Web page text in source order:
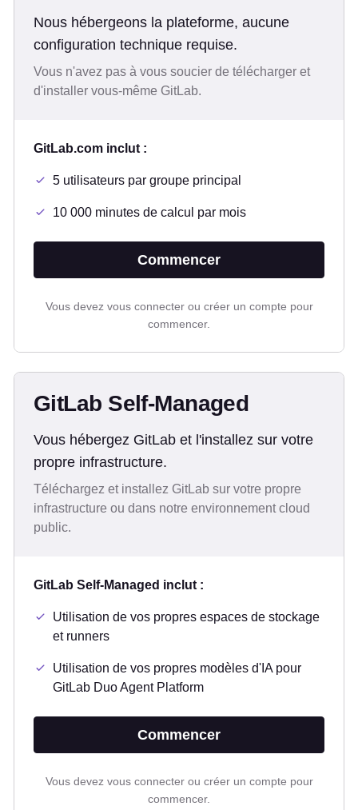
Nous hébergeons la plateforme, aucune
configuration technique requise.
Vous n'avez pas à vous soucier de télécharger et
d'installer vous-même GitLab.
GitLab.com inclut :
5 utilisateurs par groupe principal
10 000 minutes de calcul par mois
Commencer
Vous devez vous connecter ou créer un compte pour
commencer.
GitLab Self-Managed
Vous hébergez GitLab et l'installez sur votre
propre infrastructure.
Téléchargez et installez GitLab sur votre propre
infrastructure ou dans notre environnement cloud
public.
GitLab Self-Managed inclut :
Utilisation de vos propres espaces de stockage
et runners
Utilisation de vos propres modèles d'IA pour
GitLab Duo Agent Platform
Commencer
Vous devez vous connecter ou créer un compte pour
commencer.